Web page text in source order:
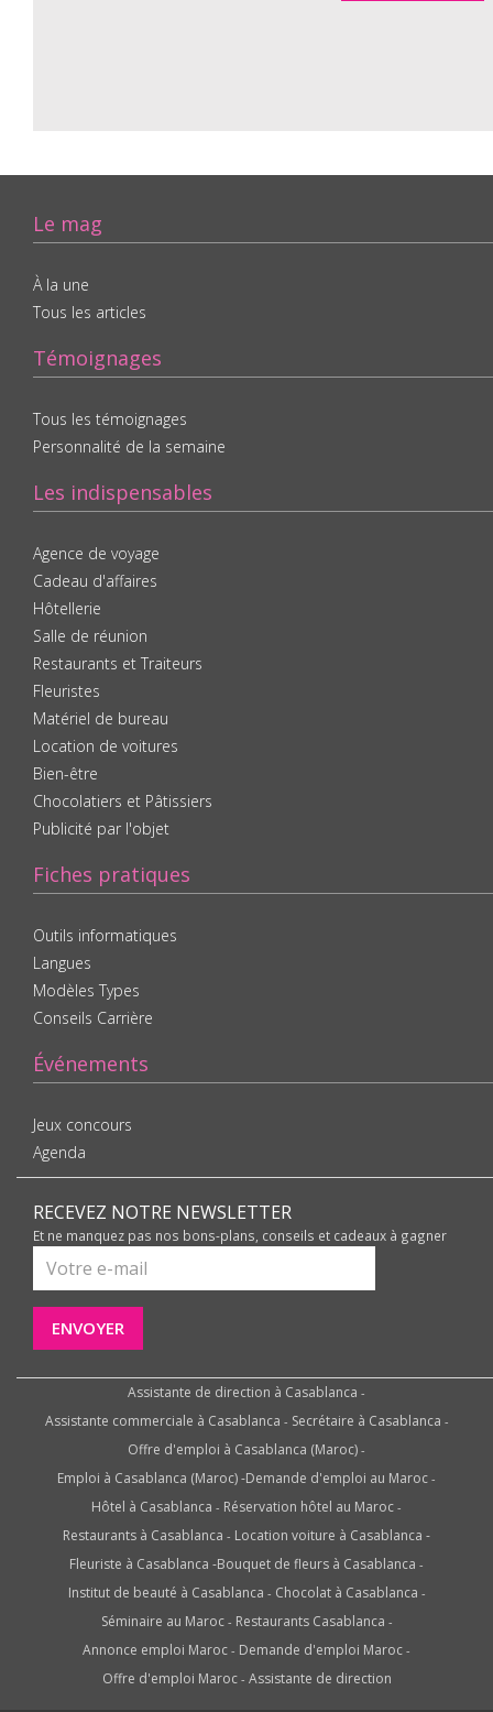
Le mag
À la une
Tous les articles
Témoignages
Tous les témoignages
Personnalité de la semaine
Les indispensables
Agence de voyage
Cadeau d'affaires
Hôtellerie
Salle de réunion
Restaurants et Traiteurs
Fleuristes
Matériel de bureau
Location de voitures
Bien-être
Chocolatiers et Pâtissiers
Publicité par l'objet
Fiches pratiques
Outils informatiques
Langues
Modèles Types
Conseils Carrière
Événements
Jeux concours
Agenda
RECEVEZ NOTRE NEWSLETTER
Et ne manquez pas nos bons-plans, conseils et cadeaux à gagner
ENVOYER
Assistante de direction à Casablanca -
Assistante commerciale à Casablanca - Secrétaire à Casablanca -
Offre d'emploi à Casablanca (Maroc) -
Emploi à Casablanca (Maroc)-Demande d'emploi au Maroc -
Hôtel à Casablanca - Réservation hôtel au Maroc -
Restaurants à Casablanca - Location voiture à Casablanca -
Fleuriste à Casablanca -Bouquet de fleurs à Casablanca -
Institut de beauté à Casablanca - Chocolat à Casablanca -
Séminaire au Maroc- Restaurants Casablanca -
Annonce emploi Maroc - Demande d'emploi Maroc -
Offre d'emploi Maroc- Assistante de direction